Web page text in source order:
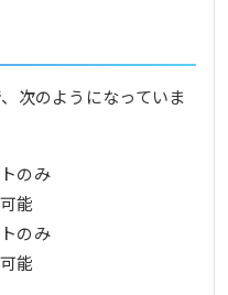
次のようになっていま
のみ
能
のみ
能